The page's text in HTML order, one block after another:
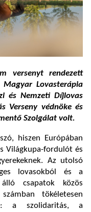
versenyt rendezett
Lovasterápia
és Nemzeti Díjlovas
Verseny védnöke és
Szolgálat volt.
hiszen Európában
Világkupa-fordulót és
Az utolsó
lovasokból és a
csapatok közös
tökéletesen
a szolidaritás, a